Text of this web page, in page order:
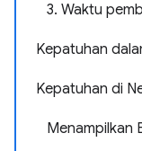
3. Waktu
Kepatuhan
Kepatuhan di
Menampilkan